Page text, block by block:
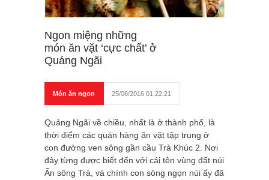
Ngon miệng những
món ăn vặt ‘cực chất’ ở
Quảng Ngãi
Món ăn ngon 25/06/2016 01:22:21
Quảng Ngãi về chiều, nhất là ở thành phố, là
thời điểm các quán hàng ăn vặt tập trung ở
con đường ven sông gần cầu Trà Khúc 2. Nơi
đây từng được biết đến với cái tên vùng đất núi
Ấn sông Trà, và chính con sông ngọn núi ấy đã